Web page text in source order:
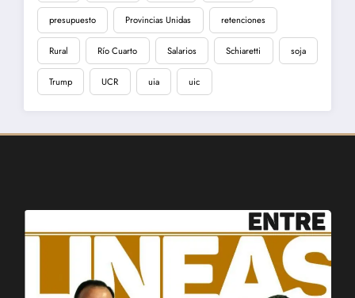
presupuesto Provincias Unidas retenciones
Rural Río Cuarto Salarios Schiaretti soja
Trump UCR uia uic